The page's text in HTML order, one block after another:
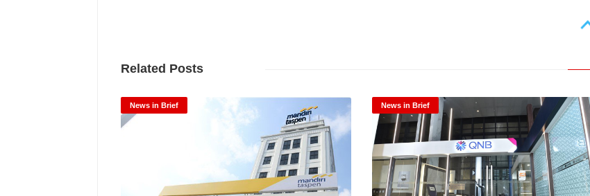
Related Posts
News in Brief News in Brief